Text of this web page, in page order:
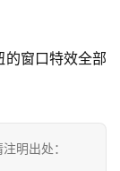
的窗口特效全部
明出处：